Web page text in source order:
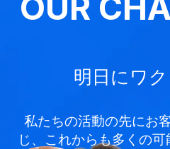
明日にワク
私たちの活動の先にお
じ、
これからも多くの